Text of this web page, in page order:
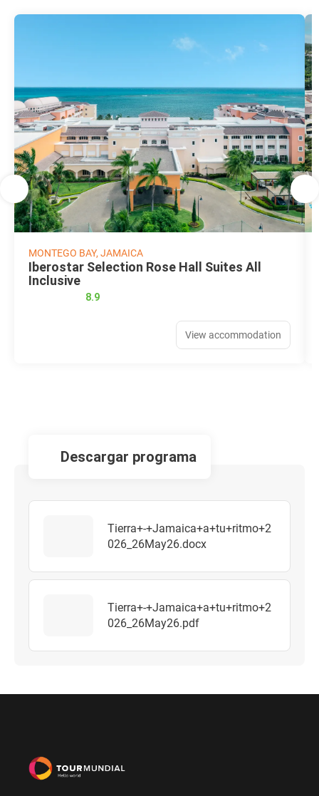
MONTEGO BAY, JAMAICA
Iberostar Selection Rose Hall Suites All
Inclusive
8.9
View accommodation
descargar programa
Tierra+-+Jamaica+a+tu+ritmo+2
026_26May26.docx
Tierra+-+Jamaica+a+tu+ritmo+2
026_26May26.pdf